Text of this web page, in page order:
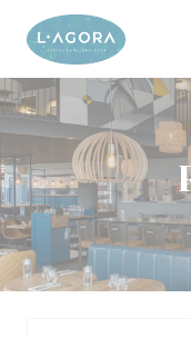
Cookies beheer paneel